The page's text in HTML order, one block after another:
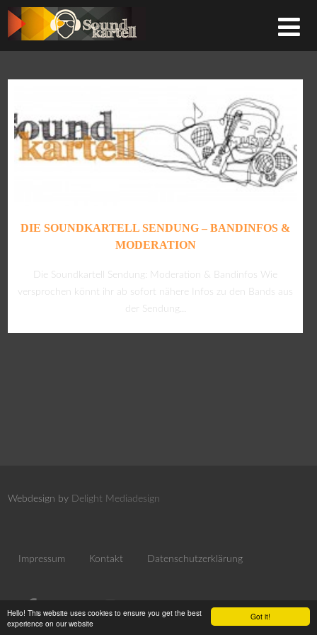
Got it!
Hello! This website uses cookies to ensure you get the best
experience on our website
DIE SOUNDKARTELL SENDUNG – BANDINFOS &
MODERATION
Die Soundkartell Sendung: Moderation & Bandinfos Wie
versprochen könnt ihr ab sofort nähere Infos zu den Bands aus
der Sendung...
Webdesign by Delight Mediadesign
Impressum Kontakt Datenschutzerklärung